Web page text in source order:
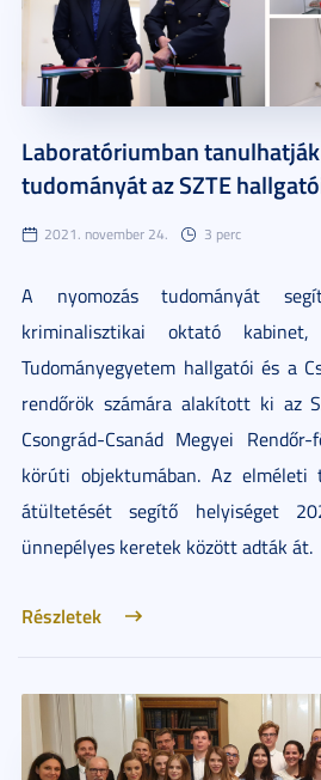
Laboratóriumban
tudományát az SZTE
2021. november 24. 3 perc
A nyomozás tudományát
kriminalisztikai oktató
Tudományegyetem hallgatói és a
rendőrök számára alakított ki az
Csongrád-Csanád Megyei
körúti objektumában. Az elméleti
átültetését segítő helyiséget
ünnepélyes keretek között adták át.
Részletek